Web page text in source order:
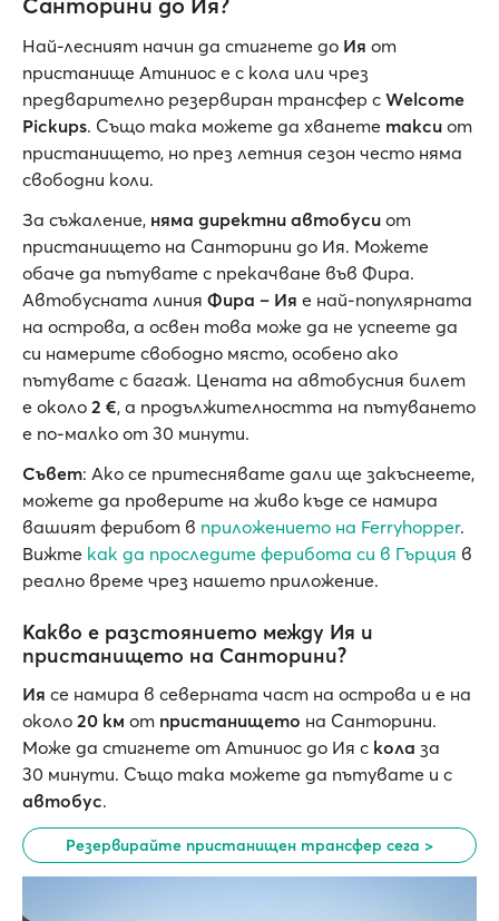
Най-лесният начин да стигнете до Ия от
пристанище Атиниос е с кола или чрез
предварително резервиран трансфер с Welcome
Pickups. Също така можете да хванете такси от
пристанището, но през летния сезон често няма
свободни коли.
За съжаление, няма директни автобуси от
пристанището на Санторини до Ия. Можете
обаче да пътувате с прекачване във Фира.
Автобусната линия Фира – Ия е най-популярната
на острова, а освен това може да не успеете да
си намерите свободно място, особено ако
пътувате с багаж. Цената на автобусния билет
е около 2 €, а продължителността на пътуването
е по-малко от 30 минути.
Съвет: Ако се притеснявате дали ще закъснеете,
можете да проверите на живо къде се намира
вашият ферибот в приложението на Ferryhopper.
Вижте как да проследите ферибота си в Гърция в
реално време чрез нашето приложение.
Какво е разстоянието между Ия и
пристанището на Санторини?
Ия се намира в северната част на острова и е на
около 20 км от пристанището на Санторини.
Може да стигнете от Атиниос до Ия с кола за
30 минути. Също така можете да пътувате и с
автобус.
Резервирайте пристанищен трансфер сега >